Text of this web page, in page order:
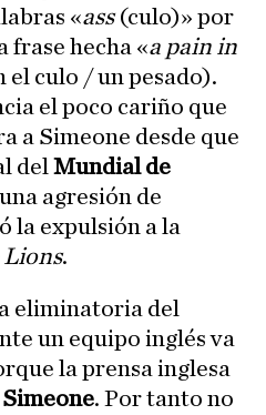
«ass(culo)» por
frase hecha «a pain in
el culo / un pesado).
el poco cariño que
a Simeone desde que
del Mundial de
agresión de
la expulsión a la
Lions.
eliminatoria del
un equipo inglés va
la prensa inglesa
. Por tanto no